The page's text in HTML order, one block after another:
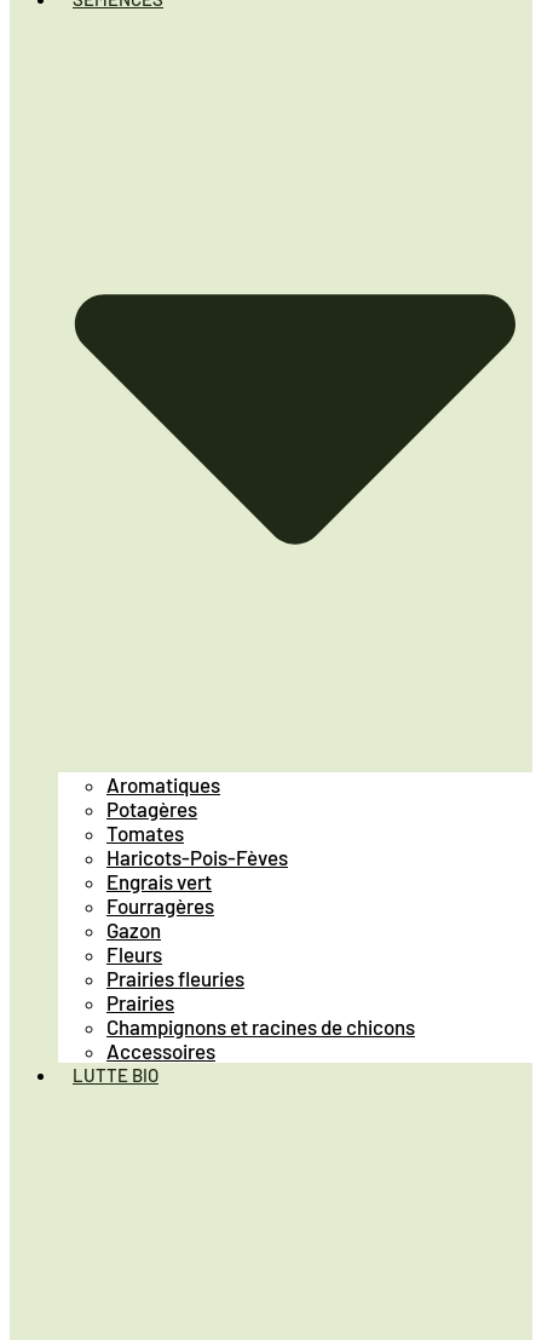
Aromatiques
Potagères
Tomates
Haricots-Pois-Fèves
Engrais vert
Fourragères
Gazon
Fleurs
Prairies fleuries
Prairies
Champignons et racines de chicons
Accessoires
LUTTE BIO